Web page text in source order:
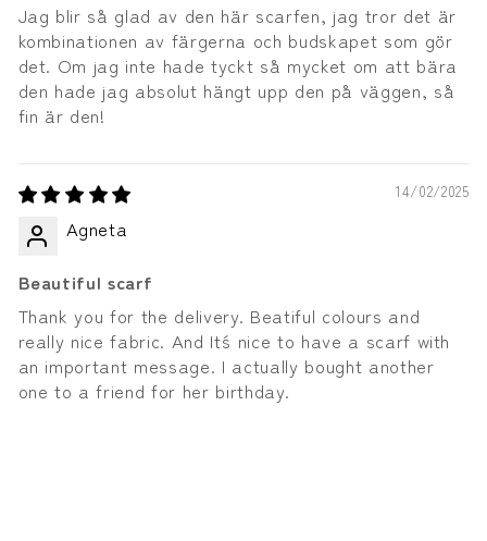
Jag blir så glad av den här scarfen, jag tror det är
kombinationen av färgerna och budskapet som gör
det. Om jag inte hade tyckt så mycket om att bära
den hade jag absolut hängt upp den på väggen, så
fin är den!
14/02/2025
Agneta
Beautiful scarf
Thank you for the delivery. Beatiful colours and
really nice fabric. And It´s nice to have a scarf with
an important message. I actually bought another
one to a friend for her birthday.